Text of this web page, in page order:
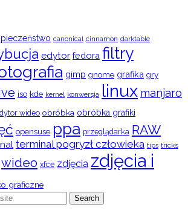
canonical cinnamon darktable
edytor fedora filtry
gimp gnome grafika gry
iso kde kernel konwersja linux manjaro
wideo obróbka obróbka grafiki
opensuse ppa przeglądarka RAW
terminal pogryzł człowieka tips tricks
wideo xfce zdjęcia zdjęcia i
graficzne
Search